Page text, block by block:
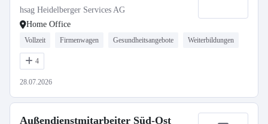
Deutschland / Neuseeland
hsag Heidelberger Services AG
Home Office
Vollzeit Firmenwagen Gesundheitsangebote Weiterbildungen
4
28.07.2026
Außendienstmitarbeiter Süd-Ost